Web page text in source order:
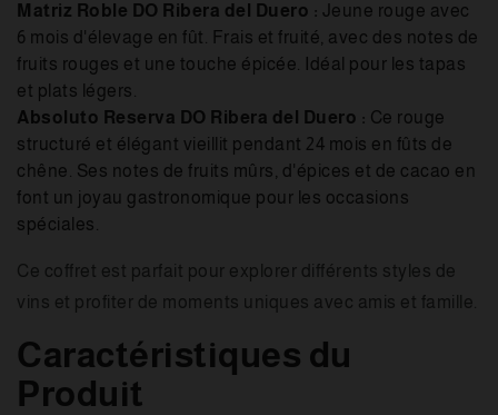
Matriz Roble DO Ribera del Duero : Jeune rouge avec
6 mois d'élevage en fût. Frais et fruité, avec des notes de
fruits rouges et une touche épicée. Idéal pour les tapas
et plats légers.
Absoluto Reserva DO Ribera del Duero : Ce rouge
structuré et élégant vieillit pendant 24 mois en fûts de
chêne. Ses notes de fruits mûrs, d'épices et de cacao en
font un joyau gastronomique pour les occasions
spéciales.
Ce coffret est parfait pour explorer différents styles de
vins et profiter de moments uniques avec amis et famille.
Caractéristiques du
Produit